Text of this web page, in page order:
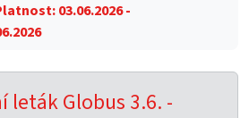
03.06.2026 -
leták Globus 3.6. -